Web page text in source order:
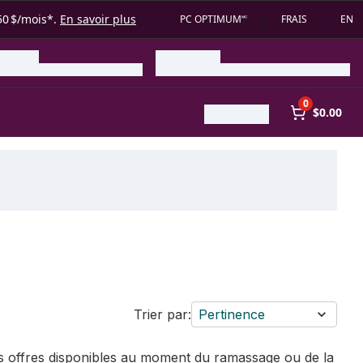
$/mois*. En savoir plus PC OPTIMUM🅪 FRAIS EN
0
$0.00
Trier par: Pertinence
disponibles au moment du ramassage ou de la